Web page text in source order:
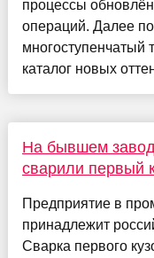
процессы
операций. Далее
многоступенчатый
каталог новых
На бывшем
сварили первый
Предприятие в
принадлежит
Сварка первого